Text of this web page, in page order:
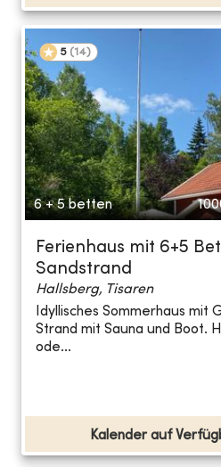
5 (14)
6 + 5 betten
Ferienhaus mit 6+5
Sandstrand
Hallsberg, Tisaren
Idyllisches Sommerhaus mit
Strand mit Sauna und Boot.
ode...
Kalender auf